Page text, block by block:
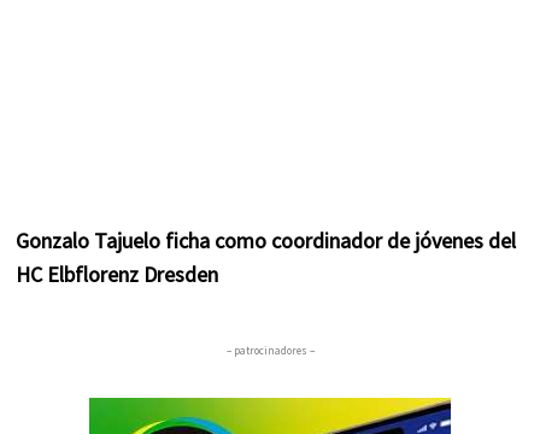
Gonzalo Tajuelo ficha como coordinador de jóvenes del
HC Elbflorenz Dresden
– patrocinadores –